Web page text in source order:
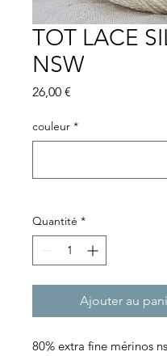
TOT LACE
NSW
26,00 €
couleur *
Quantité *
Ajouter au
80% extra fine mérinos